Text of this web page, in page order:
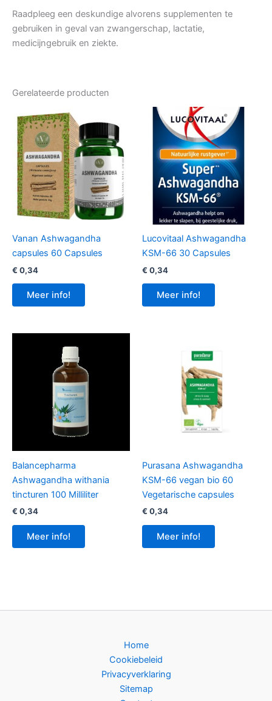
Raadpleeg een deskundige alvorens supplementen te
gebruiken in geval van zwangerschap, lactatie,
medicijngebruik en ziekte.
Gerelateerde producten
Vanan Ashwagandha
capsules 60 Capsules
€ 0,34
Meer info!
Lucovitaal Ashwagandha
KSM-66 30 Capsules
€ 0,34
Meer info!
Balancepharma
Ashwagandha withania
tincturen 100 Milliliter
€ 0,34
Meer info!
Purasana Ashwagandha
KSM-66 vegan bio 60
Vegetarische capsules
€ 0,34
Meer info!
Home
Cookiebeleid
Privacyverklaring
Sitemap